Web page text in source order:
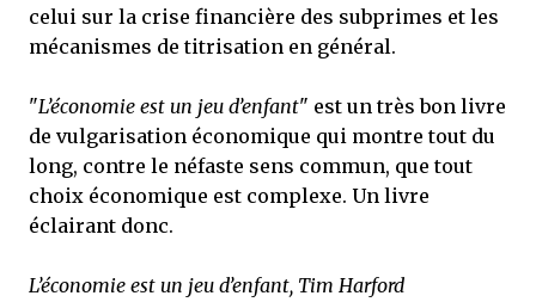
celui sur la crise financière des subprimes et les
mécanismes de titrisation en général.
"L’économie est un jeu d’enfant" est un très bon livre
de vulgarisation économique qui montre tout du
long, contre le néfaste sens commun, que tout
choix économique est complexe. Un livre
éclairant donc.
L’économie est un jeu d’enfant, Tim Harford